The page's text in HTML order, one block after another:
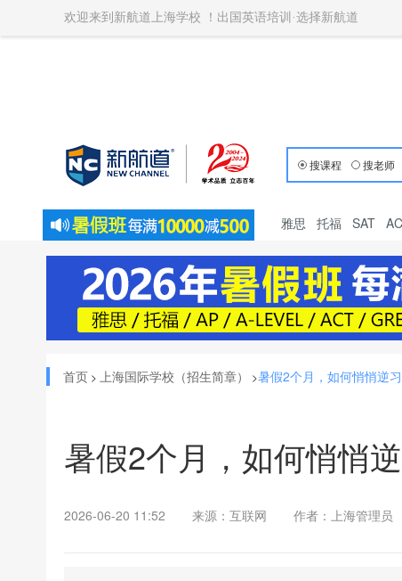
欢迎来到新航道上海学校 ！出国英语培训·选择新航道
搜课程 搜老师
雅思 托福 SAT
首页 > 上海国际学校（招生简章） >暑假2个月，如何悄悄逆
暑假2个月，如何悄悄
2026-06-20 11:52 来源：互联网 作者：上海管理员